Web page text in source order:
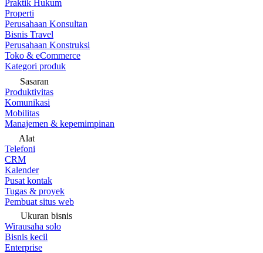
Praktik Hukum
Properti
Perusahaan Konsultan
Bisnis Travel
Perusahaan Konstruksi
Toko & eCommerce
Kategori produk
Sasaran
Produktivitas
Komunikasi
Mobilitas
Manajemen & kepemimpinan
Alat
Telefoni
CRM
Kalender
Pusat kontak
Tugas & proyek
Pembuat situs web
Ukuran bisnis
Wirausaha solo
Bisnis kecil
Enterprise